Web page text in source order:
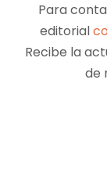
Para
editorial
Recibe la
de